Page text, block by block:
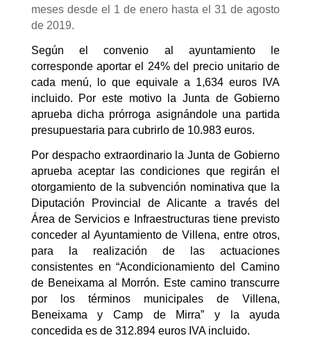
meses desde el 1 de enero hasta el 31 de agosto
de 2019.
Según el convenio al ayuntamiento le
corresponde aportar el 24% del precio unitario de
cada menú, lo que equivale a 1,634 euros IVA
incluido. Por este motivo la Junta de Gobierno
aprueba dicha prórroga asignándole una partida
presupuestaria para cubrirlo de 10.983 euros.
Por despacho extraordinario la Junta de Gobierno
aprueba aceptar las condiciones que regirán el
otorgamiento de la subvención nominativa que la
Diputación Provincial de Alicante a través del
Área de Servicios e Infraestructuras tiene previsto
conceder al Ayuntamiento de Villena, entre otros,
para la realización de las actuaciones
consistentes en “Acondicionamiento del Camino
de Beneixama al Morrón. Este camino transcurre
por los términos municipales de Villena,
Beneixama y Camp de Mirra” y la ayuda
concedida es de 312.894 euros IVA incluido.